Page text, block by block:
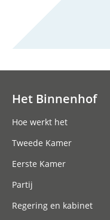
Het Binnenhof
Hoe werkt het
Tweede Kamer
Eerste Kamer
Partij
Regering en kabinet